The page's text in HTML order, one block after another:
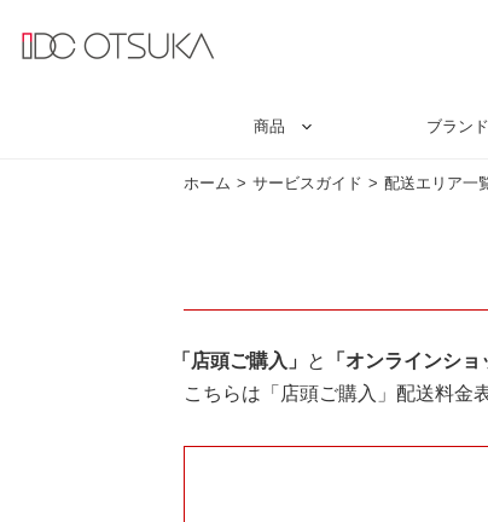
商品 ブランド
ホーム サービスガイド 配送エリア一
「店頭ご購入」 と 「オンラインショ
こちらは「店頭ご購入」配送料金